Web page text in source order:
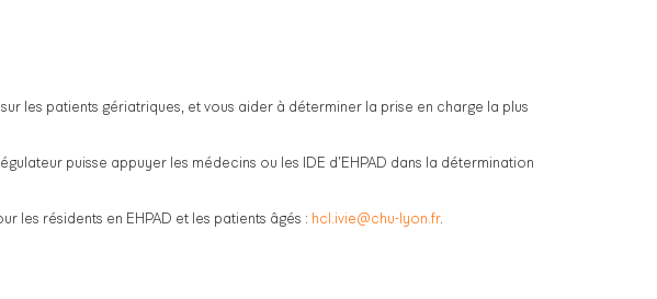
les patients gériatriques, et vous aider à déterminer la prise en charge la plus
puisse appuyer les médecins ou les IDE d’EHPAD dans la détermination
les résidents en EHPAD et les patients âgés : hcl.ivie@chu-lyon.fr.